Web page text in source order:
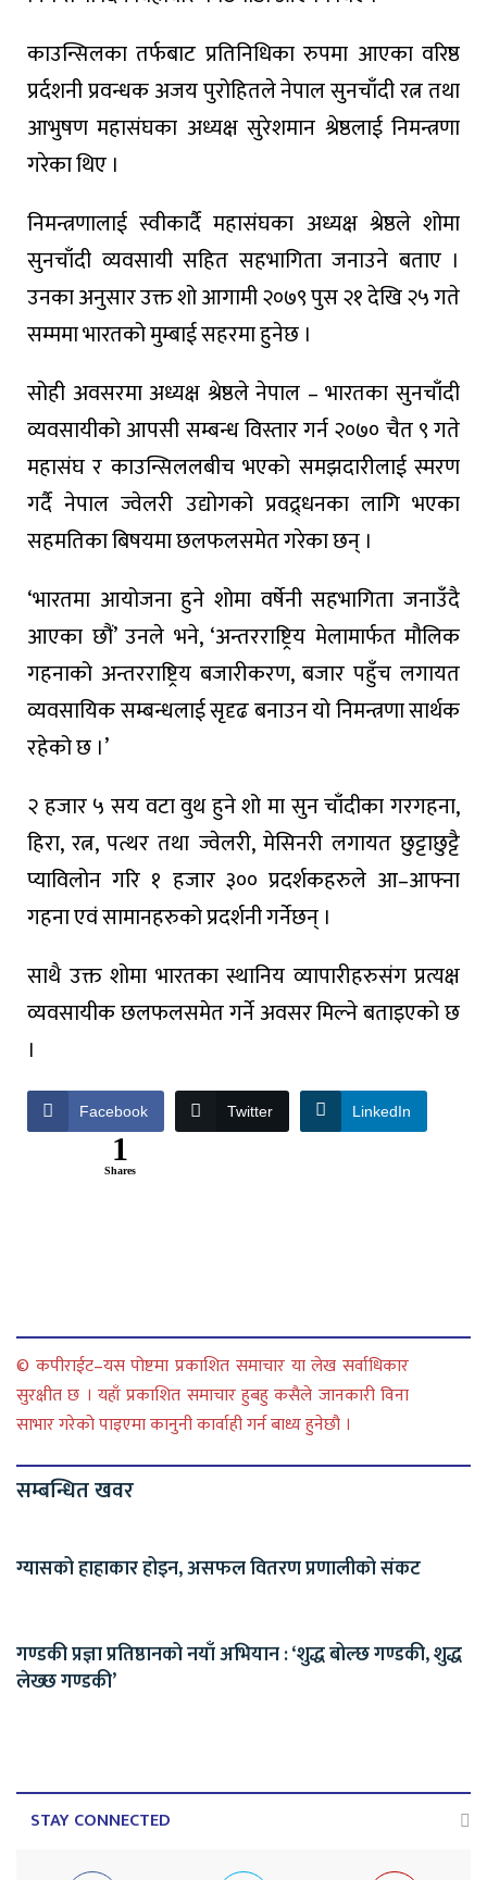
काउन्सिलका तर्फबाट प्रतिनिधिका रुपमा आएका वरिष्ठ
प्रर्दशनी प्रवन्धक अजय पुरोहितले नेपाल सुनचाँदी रत्न तथा
आभुषण महासंघका अध्यक्ष सुरेशमान श्रेष्ठलाई निमन्त्रणा
गरेका थिए ।
निमन्त्रणालाई स्वीकार्दै महासंघका अध्यक्ष श्रेष्ठले शोमा
सुनचाँदी व्यवसायी सहित सहभागिता जनाउने बताए ।
उनका अनुसार उक्त शो आगामी २०७९ पुस २१ देखि २५ गते
सम्ममा भारतको मुम्बाई सहरमा हुनेछ ।
सोही अवसरमा अध्यक्ष श्रेष्ठले नेपाल – भारतका सुनचाँदी
व्यवसायीको आपसी सम्बन्ध विस्तार गर्न २०७० चैत ९ गते
महासंघ र काउन्सिललबीच भएको समझदारीलाई स्मरण
गर्दै नेपाल ज्वेलरी उद्योगको प्रवद्र्धनका लागि भएका
सहमतिका बिषयमा छलफलसमेत गरेका छन् ।
‘भारतमा आयोजना हुने शोमा वर्षेनी सहभागिता जनाउँदै
आएका छौं’ उनले भने, ‘अन्तरराष्ट्रिय मेलामार्फत मौलिक
गहनाको अन्तरराष्ट्रिय बजारीकरण, बजार पहुँच लगायत
व्यवसायिक सम्बन्धलाई सृदृढ बनाउन यो निमन्त्रणा सार्थक
रहेको छ ।’
२ हजार ५ सय वटा वुथ हुने शो मा सुन चाँदीका गरगहना,
हिरा, रत्न, पत्थर तथा ज्वेलरी, मेसिनरी लगायत छुट्टाछुट्टै
प्याविलोन गरि १ हजार ३०० प्रदर्शकहरुले आ–आफ्ना
गहना एवं सामानहरुको प्रदर्शनी गर्नेछन् ।
साथै उक्त शोमा भारतका स्थानिय व्यापारीहरुसंग प्रत्यक्ष
व्यवसायीक छलफलसमेत गर्ने अवसर मिल्ने बताइएको छ
।
Facebook Twitter LinkedIn
1
Shares
© कपीराईट–यस पोष्टमा प्रकाशित समाचार या लेख सर्वाधिकार
सुरक्षीत छ । यहाँ प्रकाशित समाचार हुबहु कसैले जानकारी विना
साभार गरेको पाइएमा कानुनी कार्वाही गर्न बाध्य हुनेछौ ।
सम्बन्धित खवर
ग्यासको हाहाकार होइन, असफल वितरण प्रणालीको संकट
गण्डकी प्रज्ञा प्रतिष्ठानको नयाँ अभियान : ‘शुद्ध बोल्छ गण्डकी, शुद्ध
लेख्छ गण्डकी’
STAY CONNECTED